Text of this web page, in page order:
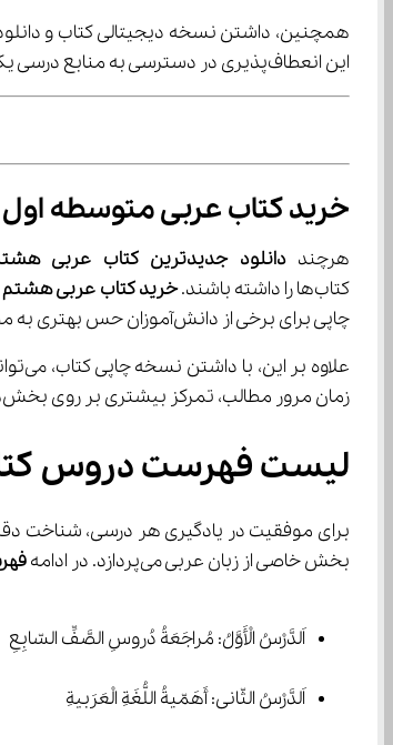
این انعطاف‌پذیری در دسترسی به منابع درسی یکی از مزایای بزرگ استفاده از
خرید کتاب عربی متوسطه اول
هرچند دانلود جدیدترین کتاب عربی
کتاب‌ها را داشته باشند.
خرید کتاب عربی
چاپی برای برخی از دانش‌آموزان حس بهتری به مطالعه می‌دهند و آنها را به یادگیری تشویق می‌کنند.
زمان مرور مطالب، تمرکز بیشتری بر روی بخش‌های مهم داشته باشید. خرید کتاب فیزیکی همچنین می‌تواند برای دانش‌آموزانی که دسترسی مداوم به اینترنت ندارند، گزینه مناسبی باشد.
لیست فهرست دروس
برای موفقیت در یادگیری هر درسی، شناخت
بخش خاصی از زبان عربی می‌پردازد. در ادامه
اَلدَّرْسُ الْأَوَّلُ: مُراجَعَةُ دُروسِ الصَّفِّ السّابِعِ
اَلدَّرْسُ الثّانی: أَهَمّیةُ اللُّغَةِ الْعَرَبیةِ